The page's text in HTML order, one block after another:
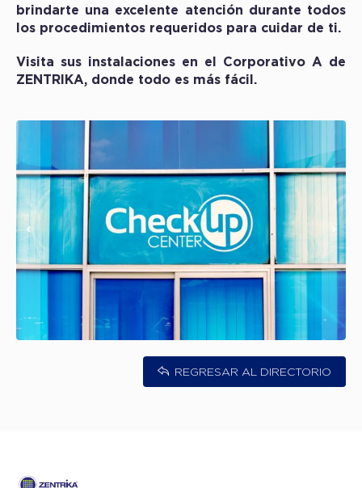
brindarte una excelente atención durante todos
los procedimientos requeridos para cuidar de ti.
Visita sus instalaciones en el Corporativo A de
ZENTRIKA, donde todo es más fácil.
REGRESAR AL DIRECTORIO